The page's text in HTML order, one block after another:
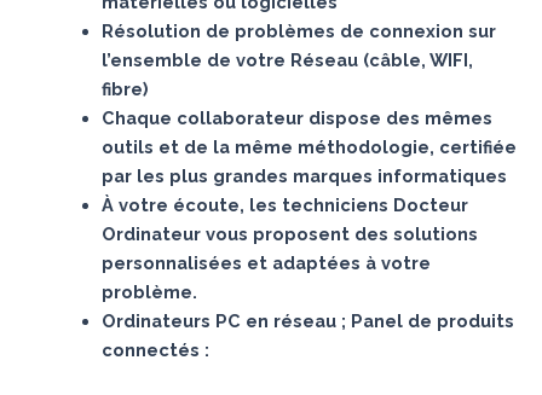
Résolution de problèmes de connexion sur
l’ensemble de votre Réseau (câble, WIFI,
fibre)
Chaque collaborateur dispose des mêmes
outils et de la même méthodologie, certifiée
par les plus grandes marques informatiques
À votre écoute, les techniciens Docteur
Ordinateur vous proposent des solutions
personnalisées et adaptées à votre
problème.
Ordinateurs PC en réseau ; Panel de produits
connectés :